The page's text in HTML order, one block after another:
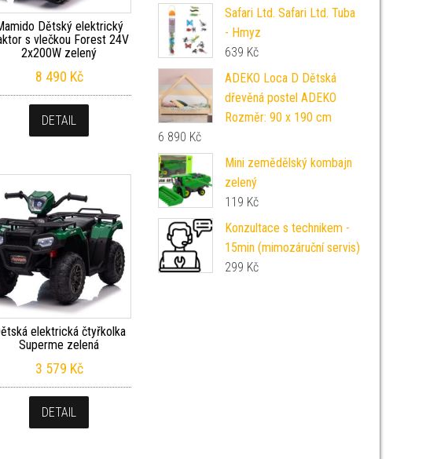
Dětský elektrický
s vlečkou Forest 24V
2x200W zelený
8 490 Kč
DETAIL
elektrická čtyřkolka
Superme zelená
3 579 Kč
DETAIL
Safari Ltd. Safari Ltd. Tuba
- Hmyz
639 Kč
ADEKO Loca D Dětská
dřevěná postel ADEKO
Rozměr: 90 x 190 cm
6 890 Kč
Mini zemědělský kombajn
zelený
119 Kč
Konzultace s technikem -
15min (mimozáruční servis)
299 Kč